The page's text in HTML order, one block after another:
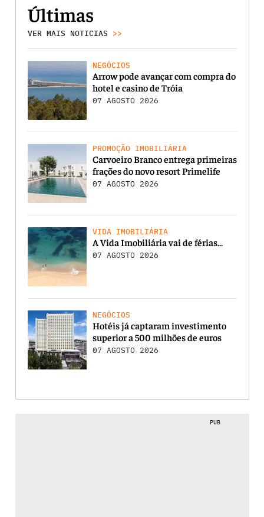
Últimas
VER MAIS NOTICIAS >>
NEGÓCIOS
Arrow pode avançar com compra do
hotel e casino de Tróia
07 AGOSTO 2026
PROMOÇÃO IMOBILIÁRIA
Carvoeiro Branco entrega primeiras
frações do novo resort Primelife
07 AGOSTO 2026
VIDA IMOBILIÁRIA
A Vida Imobiliária vai de férias…
07 AGOSTO 2026
NEGÓCIOS
Hotéis já captaram investimento
superior a 500 milhões de euros
07 AGOSTO 2026
PUB